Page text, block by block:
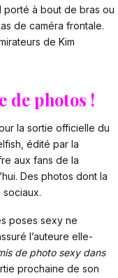
porté à bout de bras ou
de caméra frontale.
de Kim
de photos !
la sortie officielle du
édité par la
aux fans de la
Des photos dont la
poses sexy ne
l’auteure elle-
de photo sexy dans
prochaine de son